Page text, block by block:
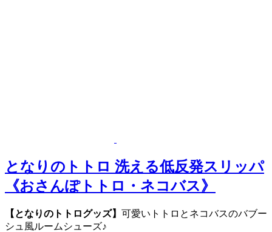
となりのトトロ 洗える低反発スリッパ
《おさんぽトトロ・ネコバス》
【となりのトトログッズ】 可愛いトトロとネコバスのバブー
シュ風ルームシューズ♪